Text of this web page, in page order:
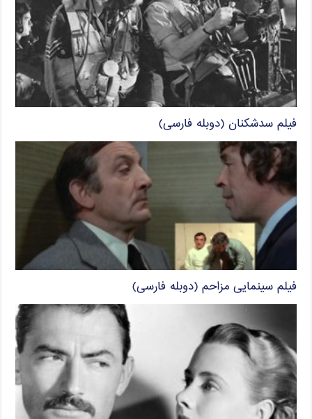
فیلم سدشکنان (دوبله فارسی)
فیلم سینمایی مزاحم (دوبله فارسی)